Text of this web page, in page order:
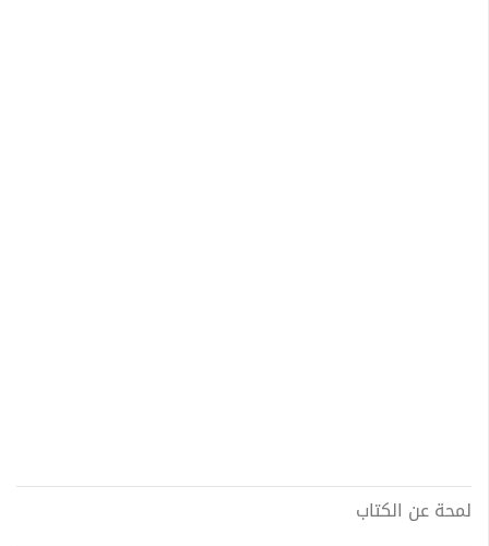
لمحة عن الكتاب